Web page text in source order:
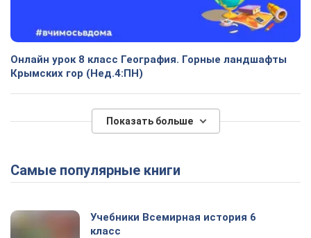
Онлайн урок 8 класс География. Горные ландшафты
Крымских гор (Нед.4:ПН)
Показать больше
Самые популярные книги
Учебники Всемирная история 6
класс